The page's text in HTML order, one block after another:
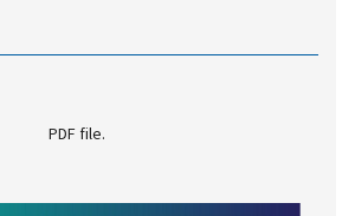
PDF file.